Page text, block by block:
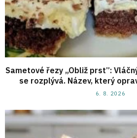
Sametové řezy „Obliž prst”:
se rozplývá. Název, který
6. 8. 2026